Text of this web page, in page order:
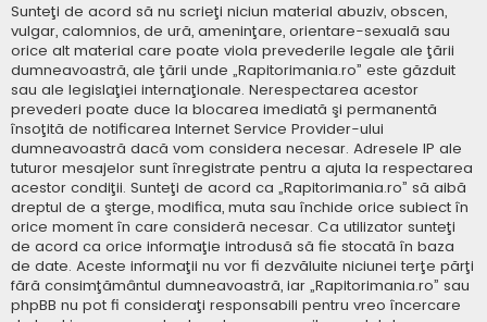
Sunteţi de acord să nu scrieţi niciun material abuziv, obscen,
vulgar, calomnios, de ură, ameninţare, orientare-sexuală sau
orice alt material care poate viola prevederile legale ale ţării
dumneavoastră, ale ţării unde „Rapitorimania.ro” este găzduit
sau ale legislaţiei internaţionale. Nerespectarea acestor
prevederi poate duce la blocarea imediată şi permanentă
însoţită de notificarea Internet Service Provider-ului
dumneavoastră dacă vom considera necesar. Adresele IP ale
tuturor mesajelor sunt înregistrate pentru a ajuta la respectarea
acestor condiţii. Sunteţi de acord ca „Rapitorimania.ro” să aibă
dreptul de a şterge, modifica, muta sau închide orice subiect în
orice moment în care consideră necesar. Ca utilizator sunteţi
de acord ca orice informaţie introdusă să fie stocată în baza
de date. Aceste informaţii nu vor fi dezvăluite niciunei terţe părţi
fără consimţământul dumneavoastră, iar „Rapitorimania.ro” sau
phpBB nu pot fi consideraţi responsabili pentru vreo încercare